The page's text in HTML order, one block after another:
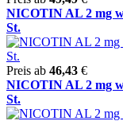
NICOTIN AL 2 mg
St.
Preis ab 46,43 €
NICOTIN AL 2 mg
St.